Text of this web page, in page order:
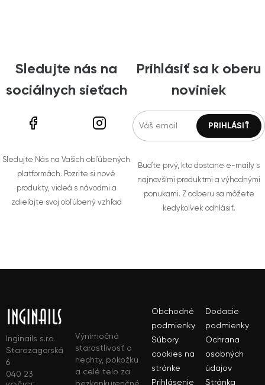
Sledujte nás na
sociálnych sieťach
Sledujte Nás na Vašich obľúbených
platformách. Pozrite si nové
produkty, videá s návodmi a
zdieľajte svoj obľúbený vzhľad
Prihlásiť sa k oberu
noviniek
Buďte prvý, kto dostane e-maily s
najnovšími produktmi a výhodnými
ponukami. Z odberu sa môžete
kedykoľvek odhlásiť.
Inginails s.r.o.
Starozagorská
6
040 23
Výnimočná
starostlivosť o
nechty, pokožku
a celé telo za
Obchodné
podmienky
Dodacie
podmienky
Súbory
cookies na
stránke
Ochrana
osobných
údajov
Prihlásenie
Stránka